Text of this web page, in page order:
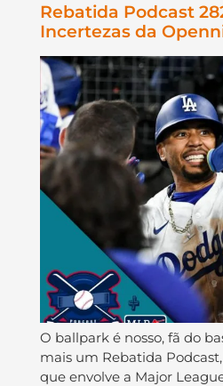
Rebatida Podcast
Incertezas da
O ballpark é nosso, fã do
mais um Rebatida
que envolve a Major